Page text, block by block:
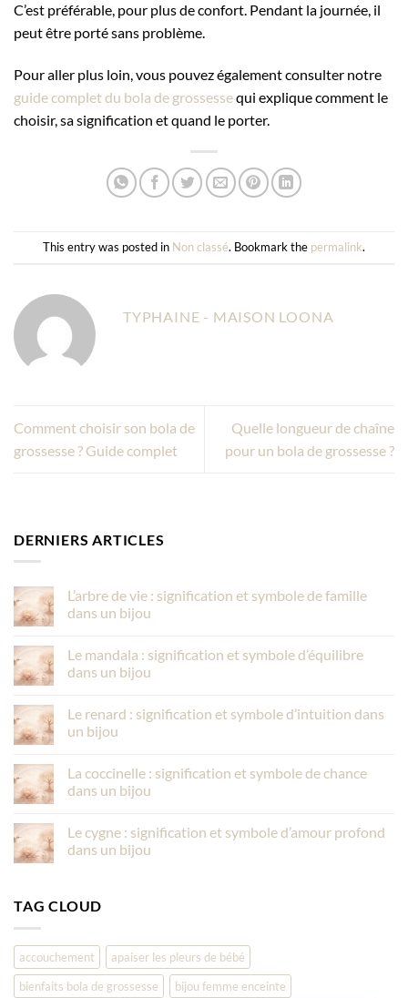
C’est préférable, pour plus de confort. Pendant la journée, il
peut être porté sans problème.
Pour aller plus loin, vous pouvez également consulter notre
guide complet du bola de grossessequi explique comment le
choisir, sa signification et quand le porter.
This entry was posted in Non classé. Bookmark the permalink.
TYPHAINE - MAISON LOONA
Comment choisir son bola de
grossesse ? Guide complet
Quelle longueur de chaîne
pour un bola de grossesse ?
DERNIERS ARTICLES
L’arbre de vie : signification et symbole de famille
dans un bijou
Le mandala : signification et symbole d’équilibre
dans un bijou
Le renard : signification et symbole d’intuition dans
un bijou
La coccinelle : signification et symbole de chance
dans un bijou
Le cygne : signification et symbole d’amour profond
dans un bijou
TAG CLOUD
accouchement
apaiser les pleurs de bébé
bienfaits bola de grossesse
bijou femme enceinte